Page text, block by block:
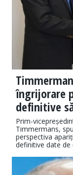
îngrijorare
definitive
Prim-
Timmermans,
perspectiva
definitive date de